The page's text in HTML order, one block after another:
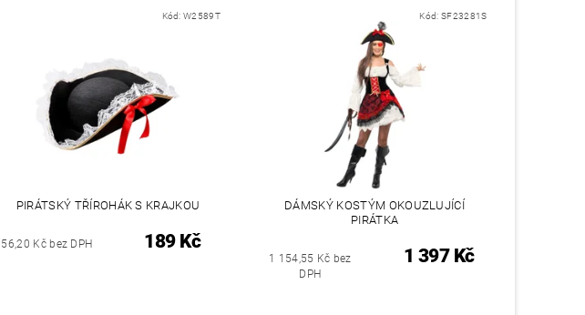
Kód:W2589T
PIRÁTSKÝ TŘÍROHÁK S KRAJKOU
Kč bez DPH 189 Kč
Kód:SF23281S
DÁMSKÝ KOSTÝM OKOUZLUJÍCÍ
PIRÁTKA
1 154,55 Kč bez
DPH
1 397 Kč